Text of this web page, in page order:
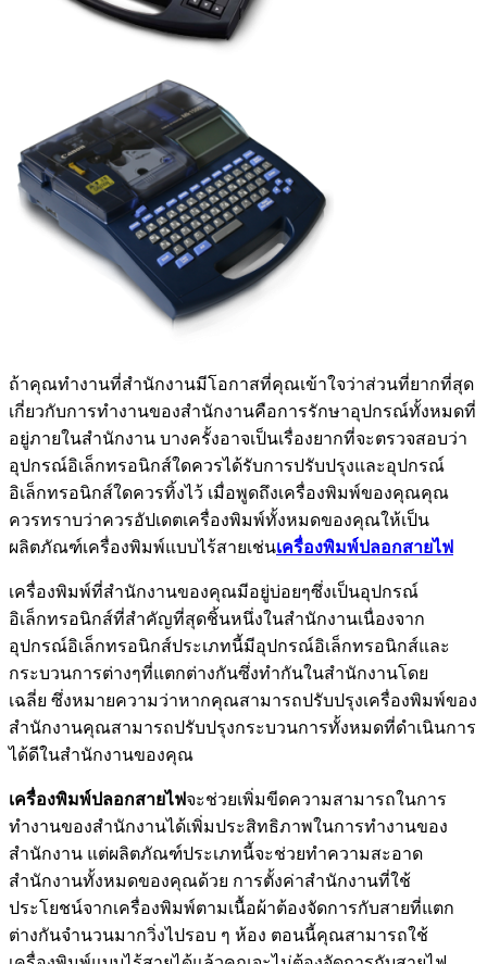
ถ้าคุณทำงานที่สำนักงานมีโอกาสที่คุณเข้าใจว่าส่วนที่ยากที่สุด
เกี่ยวกับการทำงานของสำนักงานคือการรักษาอุปกรณ์ทั้งหมดที่
อยู่ภายในสำนักงาน บางครั้งอาจเป็นเรื่องยากที่จะตรวจสอบว่า
อุปกรณ์อิเล็กทรอนิกส์ใดควรได้รับการปรับปรุงและอุปกรณ์
อิเล็กทรอนิกส์ใดควรทิ้งไว้ เมื่อพูดถึงเครื่องพิมพ์ของคุณคุณ
ควรทราบว่าควรอัปเดตเครื่องพิมพ์ทั้งหมดของคุณให้เป็น
ผลิตภัณฑ์เครื่องพิมพ์แบบไร้สายเช่นเครื่องพิมพ์ปลอกสายไฟ
เครื่องพิมพ์ที่สำนักงานของคุณมีอยู่บ่อยๆซึ่งเป็นอุปกรณ์
อิเล็กทรอนิกส์ที่สำคัญที่สุดชิ้นหนึ่งในสำนักงานเนื่องจาก
อุปกรณ์อิเล็กทรอนิกส์ประเภทนี้มีอุปกรณ์อิเล็กทรอนิกส์และ
กระบวนการต่างๆที่แตกต่างกันซึ่งทำกันในสำนักงานโดย
เฉลี่ย ซึ่งหมายความว่าหากคุณสามารถปรับปรุงเครื่องพิมพ์ของ
สำนักงานคุณสามารถปรับปรุงกระบวนการทั้งหมดที่ดำเนินการ
ได้ดีในสำนักงานของคุณ
เครื่องพิมพ์ปลอกสายไฟจะช่วยเพิ่มขีดความสามารถในการ
ทำงานของสำนักงานได้เพิ่มประสิทธิภาพในการทำงานของ
สำนักงาน แต่ผลิตภัณฑ์ประเภทนี้จะช่วยทำความสะอาด
สำนักงานทั้งหมดของคุณด้วย การตั้งค่าสำนักงานที่ใช้
ประโยชน์จากเครื่องพิมพ์ตามเนื้อผ้าต้องจัดการกับสายที่แตก
ต่างกันจำนวนมากวิ่งไปรอบ ๆ ห้อง ตอนนี้คุณสามารถใช้